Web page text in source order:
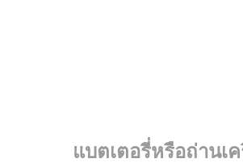
แบตเตอรี่หรือถ่านเ